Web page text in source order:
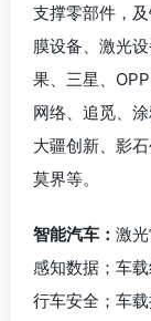
支撑零部件，
膜设备、激光
果、三星、
网络、追觅、
大疆创新、影
莫界等。
智能汽车： 激
感知数据；车
行车安全；车